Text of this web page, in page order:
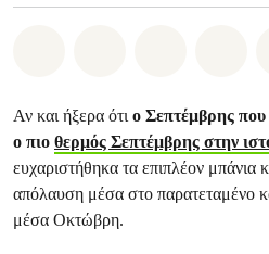
Αν και ήξερα ότιο Σεπτέμβρης
ο πιο θερμός Σεπτέμβρης στην
ευχαριστήθηκα τα επιπλέον μπάνια
απόλαυση μέσα στο παρατεταμένο
μέσα Οκτώβρη.